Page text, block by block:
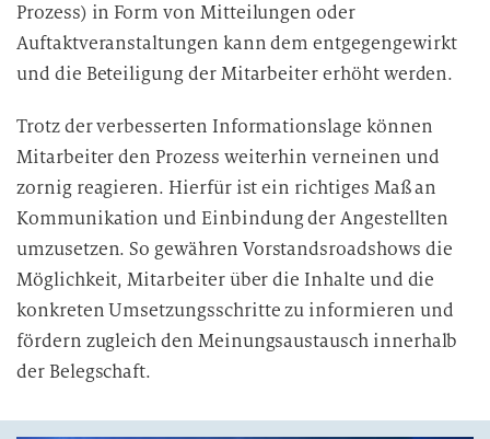
Prozess) in Form von Mitteilungen oder
Auftaktveranstaltungen kann dem entgegengewirkt
und die Beteiligung der Mitarbeiter erhöht werden.
Trotz der verbesserten Informationslage können
Mitarbeiter den Prozess weiterhin verneinen und
zornig reagieren. Hierfür ist ein richtiges Maß an
Kommunikation und Einbindung der Angestellten
umzusetzen. So gewähren Vorstandsroadshows die
Möglichkeit, Mitarbeiter über die Inhalte und die
konkreten Umsetzungsschritte zu informieren und
fördern zugleich den Meinungsaustausch innerhalb
der Belegschaft.